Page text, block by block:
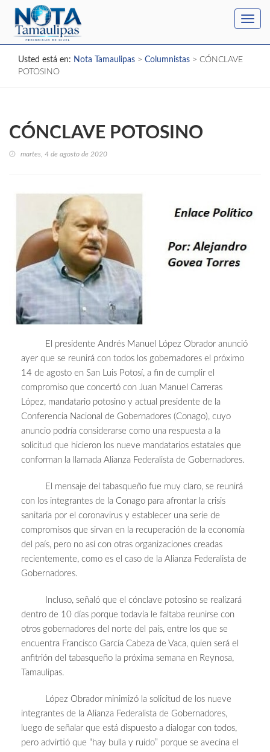
Usted está en: Nota Tamaulipas > Columnistas > CÓNCLAVE
POTOSINO
CÓNCLAVE POTOSINO
martes, 4 de agosto de 2020
El presidente Andrés Manuel López Obrador anunció
ayer que se reunirá con todos los gobernadores el próximo
14 de agosto en San Luis Potosí, a fin de cumplir el
compromiso que concertó con Juan Manuel Carreras
López, mandatario potosino y actual presidente de la
Conferencia Nacional de Gobernadores (Conago), cuyo
anuncio podría considerarse como una respuesta a la
solicitud que hicieron los nueve mandatarios estatales que
conforman la llamada Alianza Federalista de Gobernadores.
El mensaje del tabasqueño fue muy claro, se reunirá
con los integrantes de la Conago para afrontar la crisis
sanitaria por el coronavirus y establecer una serie de
compromisos que sirvan en la recuperación de la economía
del país, pero no así con otras organizaciones creadas
recientemente, como es el caso de la Alianza Federalista de
Gobernadores.
Incluso, señaló que el cónclave potosino se realizará
dentro de 10 días porque todavía le faltaba reunirse con
otros gobernadores del norte del país, entre los que se
encuentra Francisco García Cabeza de Vaca, quien será el
anfitrión del tabasqueño la próxima semana en Reynosa,
Tamaulipas.
López Obrador minimizó la solicitud de los nueve
integrantes de la Alianza Federalista de Gobernadores,
luego de señalar que está dispuesto a dialogar con todos,
pero advirtió que “hay bulla y ruido” porque se avecina el